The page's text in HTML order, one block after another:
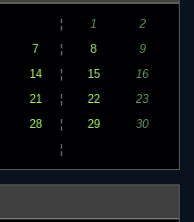
¦ 1
2
7 ¦ 8
9
14 ¦ 15
16
21 ¦ 22
23
28 ¦ 29
30
¦